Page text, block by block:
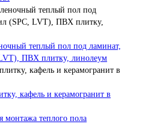
теплый пол под ламинат,
ПВХ плитку, линолеум
кафель и керамогранит в
монтажа теплого пола